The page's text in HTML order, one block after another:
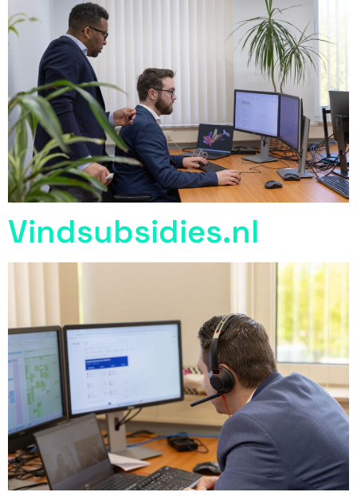
Vindsubsidies.nl